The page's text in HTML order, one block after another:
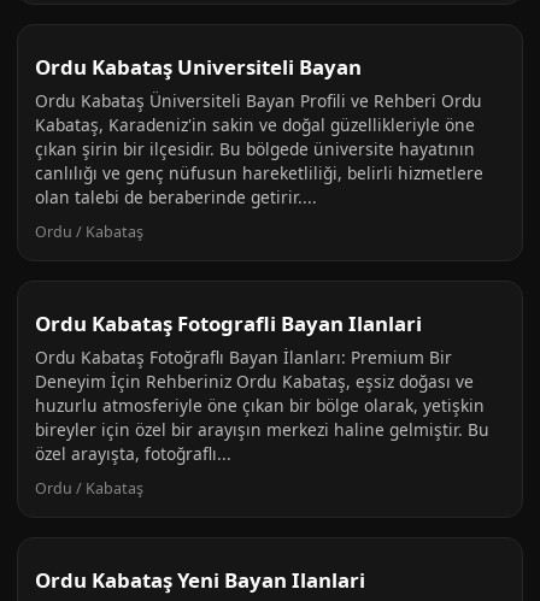
Ordu Kabataş Universiteli Bayan
Ordu Kabataş Üniversiteli Bayan Profili ve Rehberi Ordu
Kabataş, Karadeniz'in sakin ve doğal güzellikleriyle öne
çıkan şirin bir ilçesidir. Bu bölgede üniversite hayatının
canlılığı ve genç nüfusun hareketliliği, belirli hizmetlere
olan talebi de beraberinde getirir....
Ordu / Kabataş
Ordu Kabataş Fotografli Bayan Ilanlari
Ordu Kabataş Fotoğraflı Bayan İlanları: Premium Bir
Deneyim İçin Rehberiniz Ordu Kabataş, eşsiz doğası ve
huzurlu atmosferiyle öne çıkan bir bölge olarak, yetişkin
bireyler için özel bir arayışın merkezi haline gelmiştir. Bu
özel arayışta, fotoğraflı...
Ordu / Kabataş
Ordu Kabataş Yeni Bayan Ilanlari